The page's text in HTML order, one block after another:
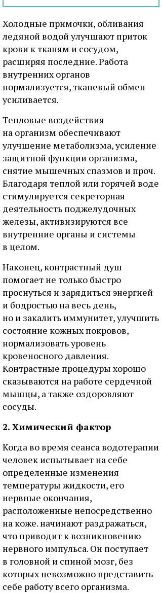
Холодные примочки, обливания
ледяной водой улучшают приток
крови к тканям и сосудом,
расширяя последние. Работа
внутренних органов
нормализуется, тканевый обмен
усиливается.
Тепловые воздействия
на организм обеспечивают
улучшение метаболизма, усиление
защитной функции организма,
снятие мышечных спазмов и проч.
Благодаря теплой или горячей воде
стимулируется секреторная
деятельность поджелудочных
железы, активизируются все
внутренние органы и системы
в целом.
Наконец, контрастный душ
помогает не только быстро
проснуться и зарядиться энергией
и бодростью на весь день,
но и закалить иммунитет, улучшить
состояние кожных покровов,
нормализовать уровень
кровеносного давления.
Контрастные процедуры хорошо
сказываются на работе сердечной
мышцы, а также оздоровляют
сосуды.
2. Химический фактор
Когда во время сеанса водотерапии
человек испытывает на себе
определенные изменения
температуры жидкости, его
нервные окончания,
расположенные непосредственно
на коже. начинают раздражаться,
что приводит к возникновению
нервного импульса. Он поступает
в головной и спиной мозг, без
которых невозможно представить
себе работу всего организма.